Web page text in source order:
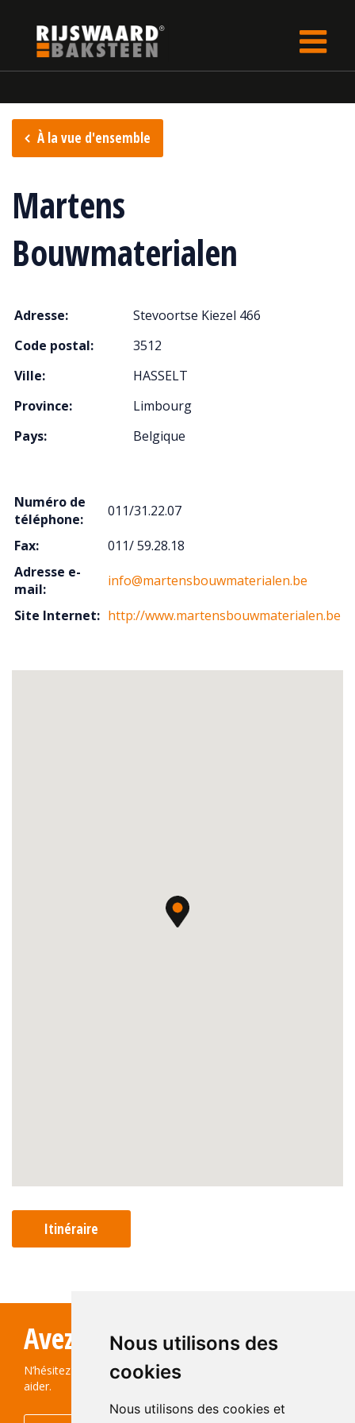
Nous utilisons des
cookies
Nous utilisons des cookies et
À la vue d'ensemble
Martens
Bouwmaterialen
Adresse:
Stevoortse Kiezel 466
Code postal:
3512
Ville:
HASSELT
Province:
Limbourg
Pays:
Belgique
Numéro de
téléphone:
011/31.22.07
Fax:
011/ 59.28.18
Adresse e-
mail:
info@martensbouwmaterialen.be
Site Internet: http://www.martensbouwmaterialen.be
Itinéraire
Avez-vous des questions?
N’hésitez pas à nous contacter ! Nous serons ravis de vous
aider.